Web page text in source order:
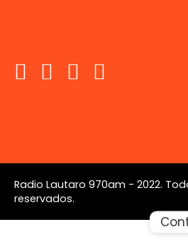
Radio Lautaro 970am - 2022.
reservados.